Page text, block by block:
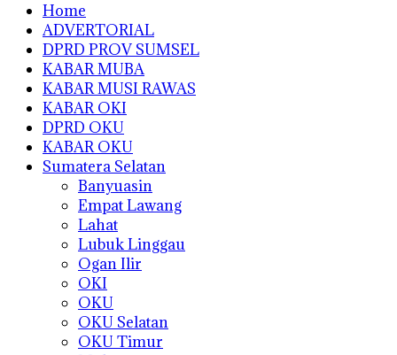
Home
ADVERTORIAL
DPRD PROV SUMSEL
KABAR MUBA
KABAR MUSI RAWAS
KABAR OKI
DPRD OKU
KABAR OKU
Sumatera Selatan
Banyuasin
Empat Lawang
Lahat
Lubuk Linggau
Ogan Ilir
OKI
OKU
OKU Selatan
OKU Timur